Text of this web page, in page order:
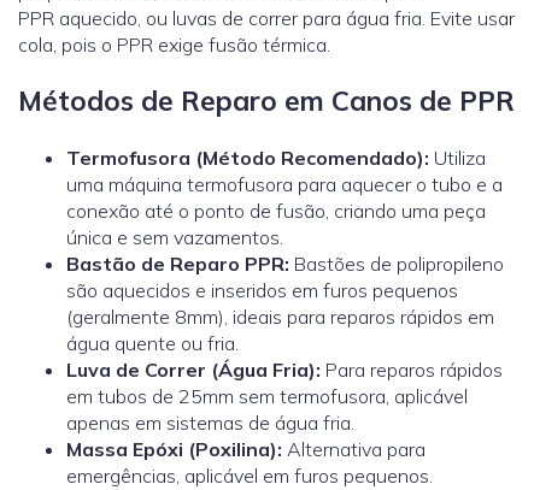
PPR aquecido, ou luvas de correr para água fria. Evite usar
cola, pois o PPR exige fusão térmica.
Métodos de Reparo em Canos de PPR
Termofusora (Método Recomendado): Utiliza
uma máquina termofusora para aquecer o tubo e a
conexão até o ponto de fusão, criando uma peça
única e sem vazamentos.
Bastão de Reparo PPR: Bastões de polipropileno
são aquecidos e inseridos em furos pequenos
(geralmente 8mm), ideais para reparos rápidos em
água quente ou fria.
Luva de Correr (Água Fria): Para reparos rápidos
em tubos de 25mm sem termofusora, aplicável
apenas em sistemas de água fria.
Massa Epóxi (Poxilina): Alternativa para
emergências, aplicável em furos pequenos.